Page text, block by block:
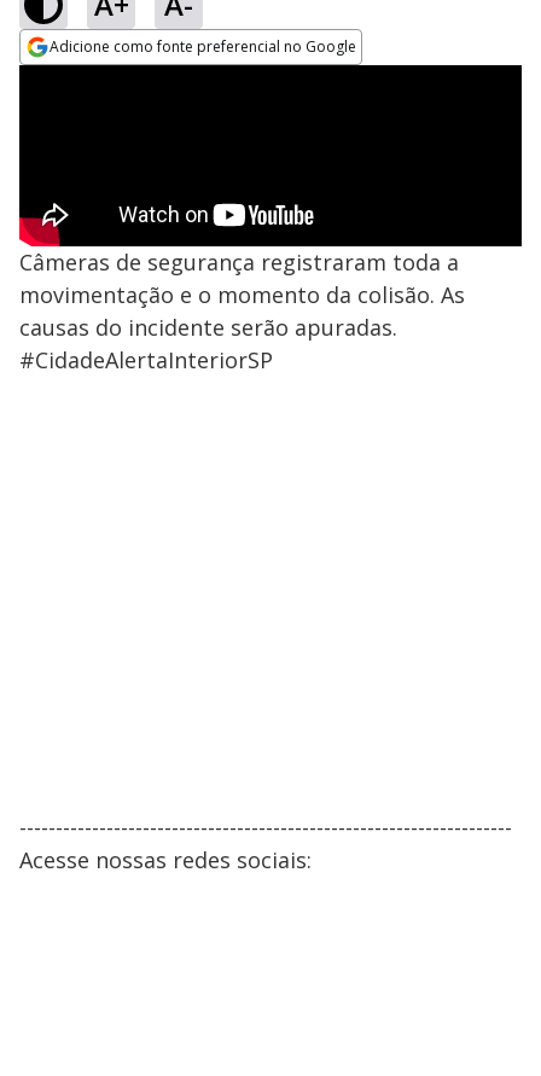
Adicione como fonte preferencial no Google
Câmeras de segurança registraram toda a
movimentação e o momento da colisão. As
causas do incidente serão apuradas.
#CidadeAlertaInteriorSP
--------------------------------------------------------------------
Acesse nossas redes sociais: